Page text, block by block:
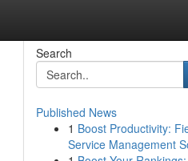
Search
Published News
1 Boost Productivity:
Service Management